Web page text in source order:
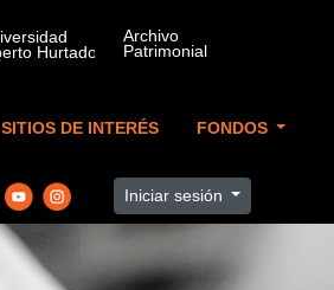
SITIOS DE INTERÉS FONDOS
Iniciar sesión